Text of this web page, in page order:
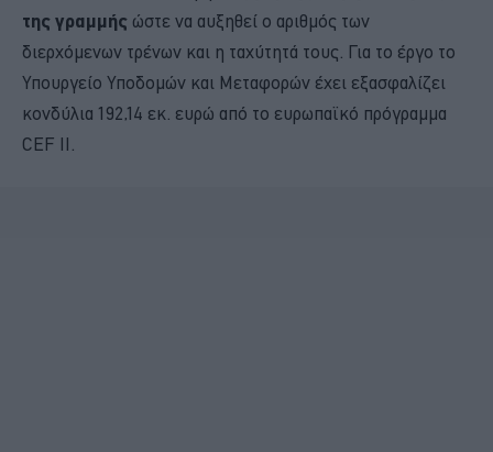
της γραμμής ώστε να αυξηθεί ο αριθμός των
διερχόμενων τρένων και η ταχύτητά τους. Για το έργο το
Υπουργείο Υποδομών και Μεταφορών έχει εξασφαλίζει
κονδύλια 192,14 εκ. ευρώ από το ευρωπαϊκό πρόγραμμα
CEF II.